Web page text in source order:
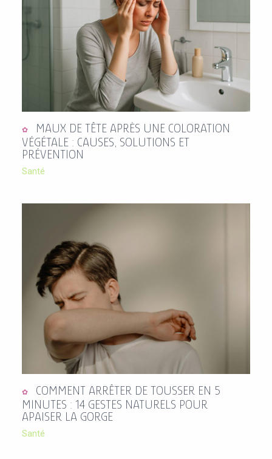
MAUX DE TÊTE APRÈS UNE COLORATION
VÉGÉTALE : CAUSES, SOLUTIONS ET
PRÉVENTION
Santé
COMMENT ARRÊTER DE TOUSSER EN 5
MINUTES : 14 GESTES NATURELS POUR
APAISER LA GORGE
Santé